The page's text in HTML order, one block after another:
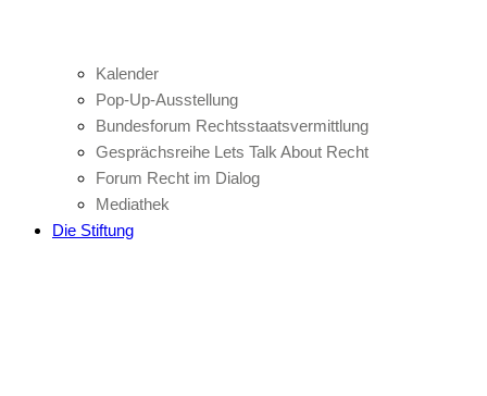
Kalender
Pop-Up-Ausstellung
Bundesforum Rechtsstaatsvermittlung
Gesprächsreihe Lets Talk About Recht
Forum Recht im Dialog
Mediathek
Die Stiftung